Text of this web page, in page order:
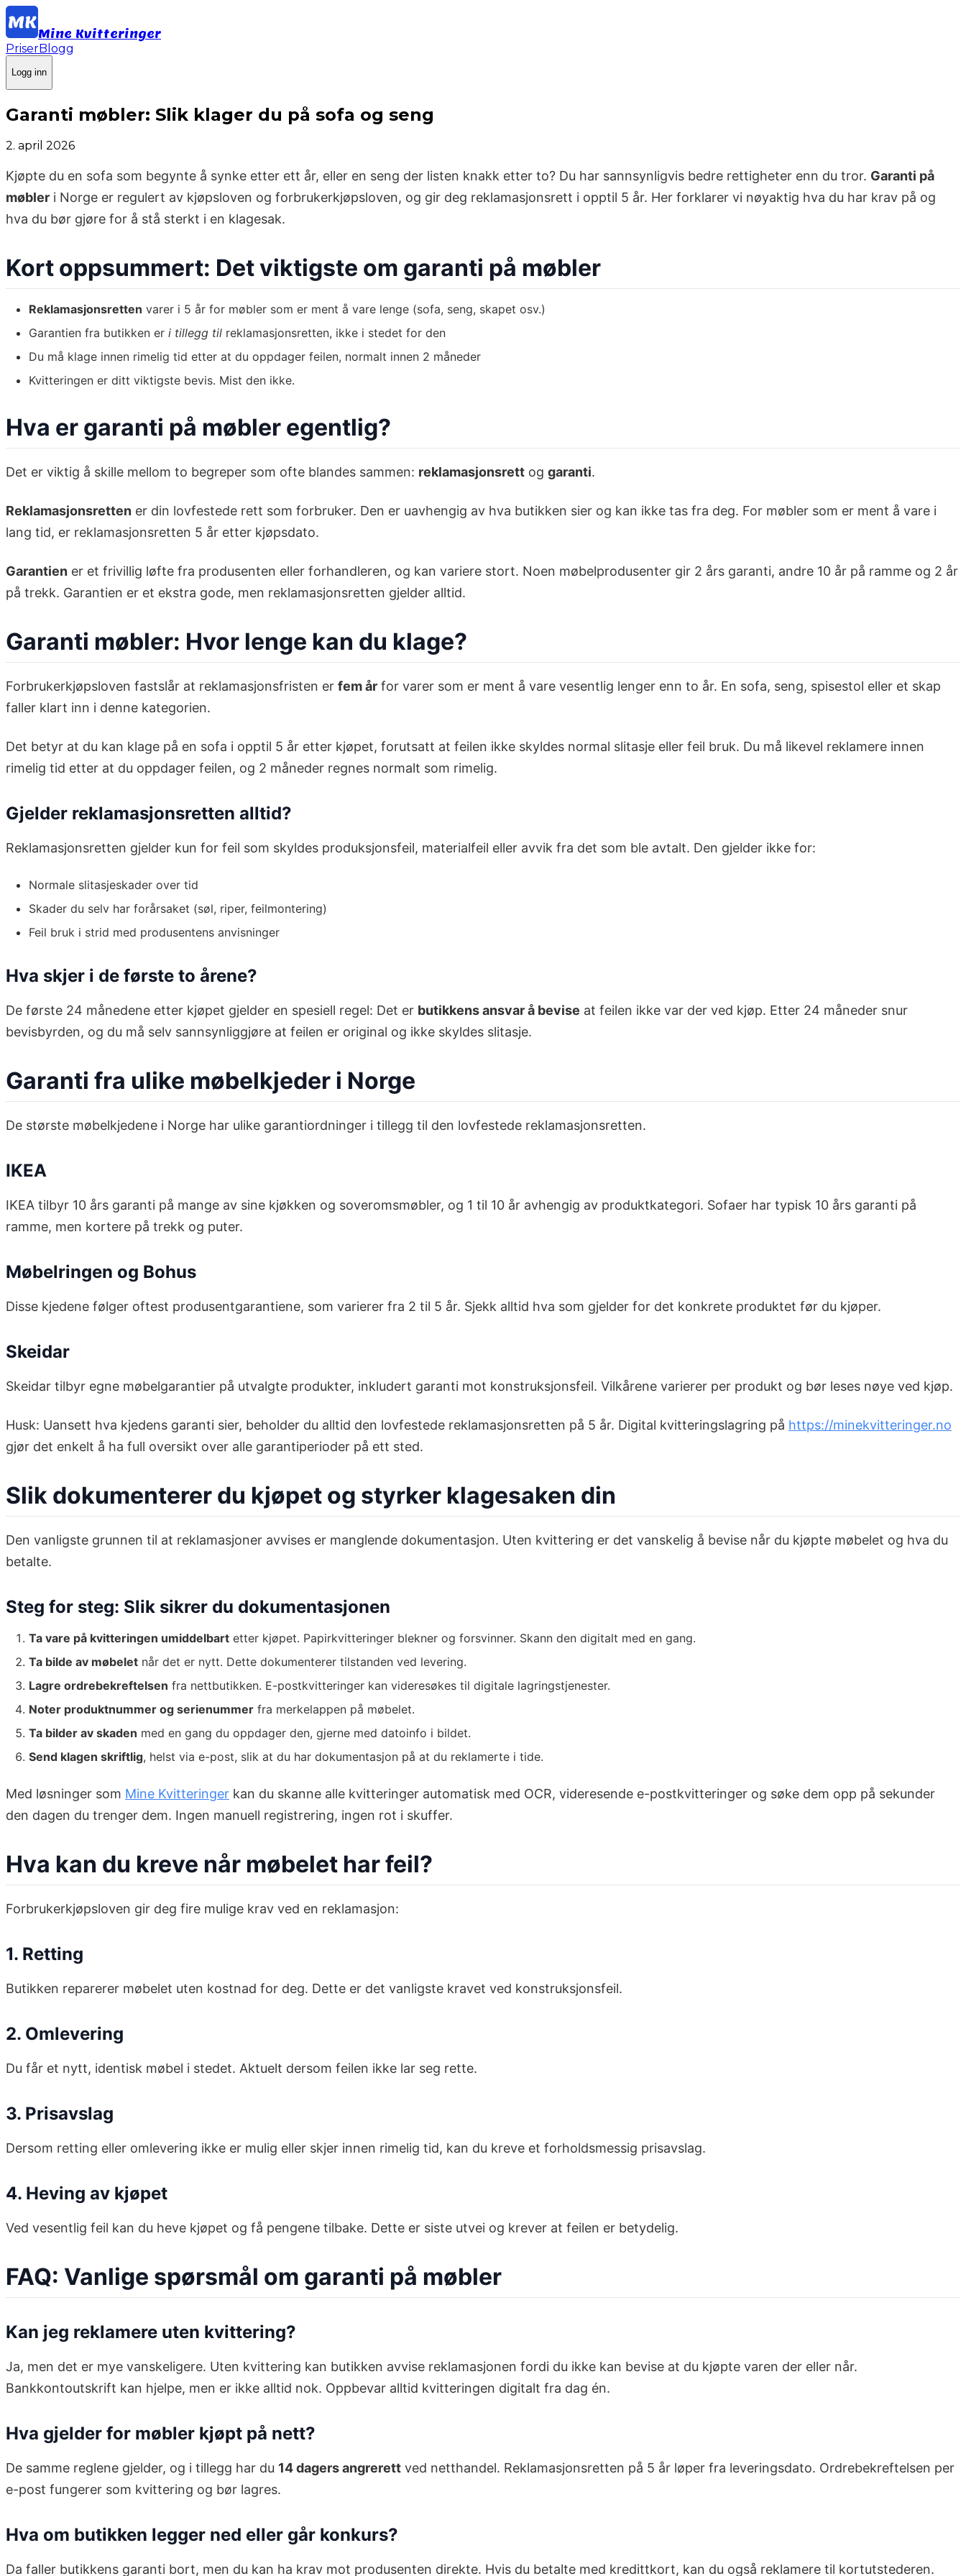
Mine Kvitteringer
PriserBlogg
Logg inn
Garanti møbler: Slik klager du på sofa og seng
2. april 2026
Kjøpte du en sofa som begynte å synke etter ett år, eller en seng der listen knakk etter to? Du har sannsynligvis bedre rettigheter enn du tror. Garanti på
møbler i Norge er regulert av kjøpsloven og forbrukerkjøpsloven, og gir deg reklamasjonsrett i opptil 5 år. Her forklarer vi nøyaktig hva du har krav på og
hva du bør gjøre for å stå sterkt i en klagesak.
Kort oppsummert: Det viktigste om garanti på møbler
Reklamasjonsretten varer i 5 år for møbler som er ment å vare lenge (sofa, seng, skapet osv.)
Garantien fra butikken er i tillegg til reklamasjonsretten, ikke i stedet for den
Du må klage innen rimelig tid etter at du oppdager feilen, normalt innen 2 måneder
Kvitteringen er ditt viktigste bevis. Mist den ikke.
Hva er garanti på møbler egentlig?
Det er viktig å skille mellom to begreper som ofte blandes sammen: reklamasjonsrett og garanti.
Reklamasjonsretten er din lovfestede rett som forbruker. Den er uavhengig av hva butikken sier og kan ikke tas fra deg. For møbler som er ment å vare i
lang tid, er reklamasjonsretten 5 år etter kjøpsdato.
Garantien er et frivillig løfte fra produsenten eller forhandleren, og kan variere stort. Noen møbelprodusenter gir 2 års garanti, andre 10 år på ramme og 2 år
på trekk. Garantien er et ekstra gode, men reklamasjonsretten gjelder alltid.
Garanti møbler: Hvor lenge kan du klage?
Forbrukerkjøpsloven fastslår at reklamasjonsfristen er fem år for varer som er ment å vare vesentlig lenger enn to år. En sofa, seng, spisestol eller et skap
faller klart inn i denne kategorien.
Det betyr at du kan klage på en sofa i opptil 5 år etter kjøpet, forutsatt at feilen ikke skyldes normal slitasje eller feil bruk. Du må likevel reklamere innen
rimelig tid etter at du oppdager feilen, og 2 måneder regnes normalt som rimelig.
Gjelder reklamasjonsretten alltid?
Reklamasjonsretten gjelder kun for feil som skyldes produksjonsfeil, materialfeil eller avvik fra det som ble avtalt. Den gjelder ikke for:
Normale slitasjeskader over tid
Skader du selv har forårsaket (søl, riper, feilmontering)
Feil bruk i strid med produsentens anvisninger
Hva skjer i de første to årene?
De første 24 månedene etter kjøpet gjelder en spesiell regel: Det er butikkens ansvar å bevise at feilen ikke var der ved kjøp. Etter 24 måneder snur
bevisbyrden, og du må selv sannsynliggjøre at feilen er original og ikke skyldes slitasje.
Garanti fra ulike møbelkjeder i Norge
De største møbelkjedene i Norge har ulike garantiordninger i tillegg til den lovfestede reklamasjonsretten.
IKEA
IKEA tilbyr 10 års garanti på mange av sine kjøkken og soveromsmøbler, og 1 til 10 år avhengig av produktkategori. Sofaer har typisk 10 års garanti på
ramme, men kortere på trekk og puter.
Møbelringen og Bohus
Disse kjedene følger oftest produsentgarantiene, som varierer fra 2 til 5 år. Sjekk alltid hva som gjelder for det konkrete produktet før du kjøper.
Skeidar
Skeidar tilbyr egne møbelgarantier på utvalgte produkter, inkludert garanti mot konstruksjonsfeil. Vilkårene varierer per produkt og bør leses nøye ved kjøp.
Husk: Uansett hva kjedens garanti sier, beholder du alltid den lovfestede reklamasjonsretten på 5 år. Digital kvitteringslagring på https://minekvitteringer.no
gjør det enkelt å ha full oversikt over alle garantiperioder på ett sted.
Slik dokumenterer du kjøpet og styrker klagesaken din
Den vanligste grunnen til at reklamasjoner avvises er manglende dokumentasjon. Uten kvittering er det vanskelig å bevise når du kjøpte møbelet og hva du
betalte.
Steg for steg: Slik sikrer du dokumentasjonen
Ta vare på kvitteringen umiddelbart etter kjøpet. Papirkvitteringer blekner og forsvinner. Skann den digitalt med en gang.
Ta bilde av møbelet når det er nytt. Dette dokumenterer tilstanden ved levering.
Lagre ordrebekreftelsen fra nettbutikken. E-postkvitteringer kan videresøkes til digitale lagringstjenester.
Noter produktnummer og serienummer fra merkelappen på møbelet.
Ta bilder av skaden med en gang du oppdager den, gjerne med datoinfo i bildet.
Send klagen skriftlig, helst via e-post, slik at du har dokumentasjon på at du reklamerte i tide.
Med løsninger som Mine Kvitteringer kan du skanne alle kvitteringer automatisk med OCR, videresende e-postkvitteringer og søke dem opp på sekunder
den dagen du trenger dem. Ingen manuell registrering, ingen rot i skuffer.
Hva kan du kreve når møbelet har feil?
Forbrukerkjøpsloven gir deg fire mulige krav ved en reklamasjon:
1. Retting
Butikken reparerer møbelet uten kostnad for deg. Dette er det vanligste kravet ved konstruksjonsfeil.
2. Omlevering
Du får et nytt, identisk møbel i stedet. Aktuelt dersom feilen ikke lar seg rette.
3. Prisavslag
Dersom retting eller omlevering ikke er mulig eller skjer innen rimelig tid, kan du kreve et forholdsmessig prisavslag.
4. Heving av kjøpet
Ved vesentlig feil kan du heve kjøpet og få pengene tilbake. Dette er siste utvei og krever at feilen er betydelig.
FAQ: Vanlige spørsmål om garanti på møbler
Kan jeg reklamere uten kvittering?
Ja, men det er mye vanskeligere. Uten kvittering kan butikken avvise reklamasjonen fordi du ikke kan bevise at du kjøpte varen der eller når.
Bankkontoutskrift kan hjelpe, men er ikke alltid nok. Oppbevar alltid kvitteringen digitalt fra dag én.
Hva gjelder for møbler kjøpt på nett?
De samme reglene gjelder, og i tillegg har du 14 dagers angrerett ved netthandel. Reklamasjonsretten på 5 år løper fra leveringsdato. Ordrebekreftelsen per
e-post fungerer som kvittering og bør lagres.
Hva om butikken legger ned eller går konkurs?
Da faller butikkens garanti bort, men du kan ha krav mot produsenten direkte. Hvis du betalte med kredittkort, kan du også reklamere til kortutstederen.